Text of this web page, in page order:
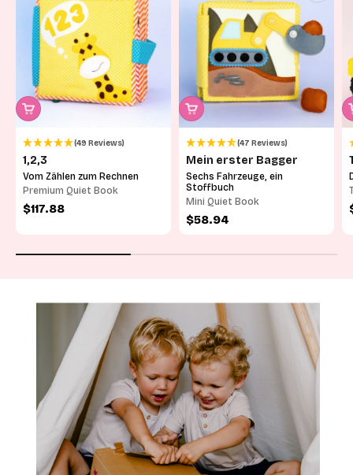
(49 Reviews)
1,2,3
Vom Zählen zum Rechnen
Premium Quiet Book
Angebot
$117.88
(47 Reviews)
Mein erster Bagger
Sechs Fahrzeuge, ein
Stoffbuch
Mini Quiet Book
Angebot
$58.94